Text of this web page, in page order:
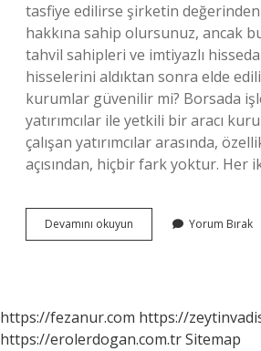
tasfiye edilirse şirketin
hakkına sahip olursunuz, ancak
tahvil sahipleri ve imtiyazlı
hisselerini aldıktan sonra elde
kurumlar güvenilir mi? Borsada
yatırımcılar ile yetkili bir aracı
çalışan yatırımcılar arasında,
açısından, hiçbir fark yoktur. Her
Devamını okuyun
Senedi
Ne
Olur
Yorum Bırak
https://fezanur.com https://
https://erolerdogan.com.trSitemap